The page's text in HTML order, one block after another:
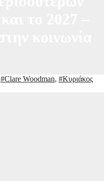
#Clare Woodman, #Κυριάκος